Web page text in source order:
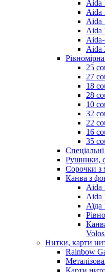
Aida
Aida
Aida
Aida
Aida-
Aida
25
27
18
28
10
32
22
16
35
Рушники,
Сорочки з
Канва з
Aida
Aida
Аїда
Нитки, карти
Rainbow
Карти